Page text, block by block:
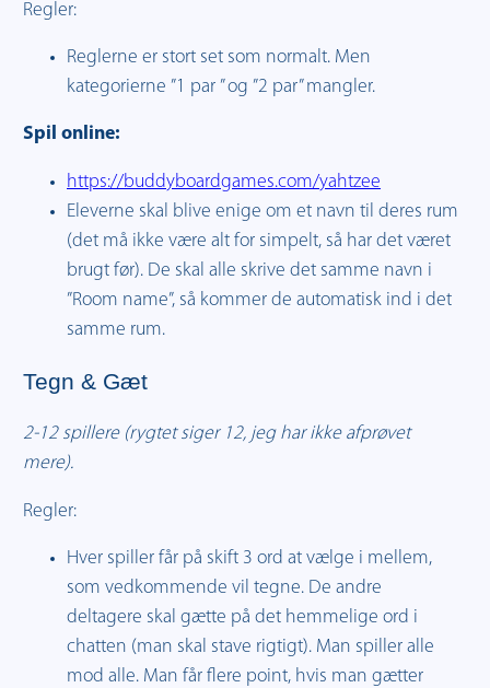
Regler:
Reglerne er stort set som normalt. Men
kategorierne ”1 par ” og ”2 par” mangler.
Spil online:
https://buddyboardgames.com/yahtzee
Eleverne skal blive enige om et navn til deres rum
(det må ikke være alt for simpelt, så har det været
brugt før). De skal alle skrive det samme navn i
”Room name”, så kommer de automatisk ind i det
samme rum.
Tegn & Gæt
2-12 spillere (rygtet siger 12, jeg har ikke afprøvet
mere).
Regler:
Hver spiller får på skift 3 ord at vælge i mellem,
som vedkommende vil tegne. De andre
deltagere skal gætte på det hemmelige ord i
chatten (man skal stave rigtigt). Man spiller alle
mod alle. Man får flere point, hvis man gætter